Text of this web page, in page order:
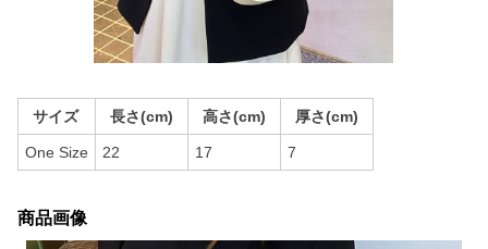
サイズ 長さ(cm) 高さ(cm) 厚さ(cm)
One Size 22 17 7
商品画像